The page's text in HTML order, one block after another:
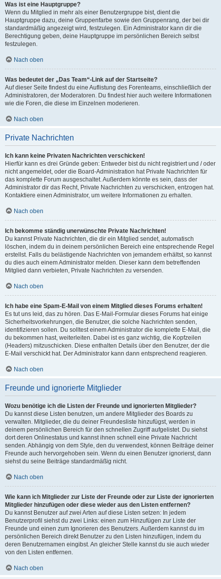
Was ist eine Hauptgruppe?
Wenn du Mitglied in mehr als einer Benutzergruppe bist, dient die
Hauptgruppe dazu, deine Gruppenfarbe sowie den Gruppenrang, der bei dir
standardmäßig angezeigt wird, festzulegen. Ein Administrator kann dir die
Berechtigung geben, deine Hauptgruppe im persönlichen Bereich selbst
festzulegen.
Nach oben
Was bedeutet der „Das Team“-Link auf der Startseite?
Auf dieser Seite findest du eine Auflistung des Forenteams, einschließlich der
Administratoren, der Moderatoren. Du findest hier auch weitere Informationen
wie die Foren, die diese im Einzelnen moderieren.
Nach oben
Private Nachrichten
Ich kann keine Privaten Nachrichten verschicken!
Hierfür kann es drei Gründe geben: Entweder bist du nicht registriert und / oder
nicht angemeldet, oder die Board-Administration hat Private Nachrichten für
das komplette Forum ausgeschaltet. Außerdem könnte es sein, dass der
Administrator dir das Recht, Private Nachrichten zu verschicken, entzogen hat.
Kontaktiere einen Administrator, um weitere Informationen zu erhalten.
Nach oben
Ich bekomme ständig unerwünschte Private Nachrichten!
Du kannst Private Nachrichten, die dir ein Mitglied sendet, automatisch
löschen, indem du in deinem persönlichen Bereich eine entsprechende Regel
erstellst. Falls du belästigende Nachrichten von jemandem erhältst, so kannst
du dies auch einem Administrator melden. Dieser kann dem betreffenden
Mitglied dann verbieten, Private Nachrichten zu versenden.
Nach oben
Ich habe eine Spam-E-Mail von einem Mitglied dieses Forums erhalten!
Es tut uns leid, das zu hören. Das E-Mail-Formular dieses Forums hat einige
Sicherheitsvorkehrungen, die Benutzer, die solche Nachrichten senden,
identifizieren sollen. Du solltest einem Administrator die komplette E-Mail, die
du bekommen hast, weiterleiten. Dabei ist es ganz wichtig, die Kopfzeilen
(Headers) mitzuschicken. Diese enthalten Details über den Benutzer, der die
E-Mail verschickt hat. Der Administrator kann dann entsprechend reagieren.
Nach oben
Freunde und ignorierte Mitglieder
Wozu benötige ich die Listen der Freunde und ignorierten Mitglieder?
Du kannst diese Listen benutzen, um andere Mitglieder des Boards zu
verwalten. Mitglieder, die du deiner Freundesliste hinzufügst, werden in
deinem persönlichen Bereich für den schnellen Zugriff aufgelistet. Du siehst
dort deren Onlinestatus und kannst ihnen schnell eine Private Nachricht
senden. Abhängig von dem Style, den du verwendest, können Beiträge deiner
Freunde auch hervorgehoben sein. Wenn du einen Benutzer ignorierst, dann
siehst du seine Beiträge standardmäßig nicht.
Nach oben
Wie kann ich Mitglieder zur Liste der Freunde oder zur Liste der ignorierten
Mitglieder hinzufügen oder diese wieder aus den Listen entfernen?
Du kannst Benutzer auf zwei Arten auf diese Listen setzen: In jedem
Benutzerprofil siehst du zwei Links: einen zum Hinzufügen zur Liste der
Freunde und einen zum Ignorieren des Benutzers. Außerdem kannst du im
persönlichen Bereich direkt Benutzer zu den Listen hinzufügen, indem du
deren Benutzernamen eingibst. An gleicher Stelle kannst du sie auch wieder
von den Listen entfernen.
Nach oben